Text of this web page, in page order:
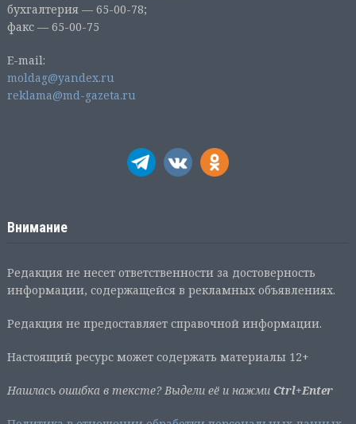
бухгалтерия — 65-00-78;
факс — 65-00-75
E-mail:
moldag@yandex.ru
reklama@md-gazeta.ru
Внимание
Редакция не несет ответственности за достоверность
информации, содержащейся в рекламных объявлениях.
Редакция не предоставляет справочной информации.
Настоящий ресурс может содержать материалы 12+
Нашлась ошибка в тексте? Выдели её и нажми Ctrl+Enter